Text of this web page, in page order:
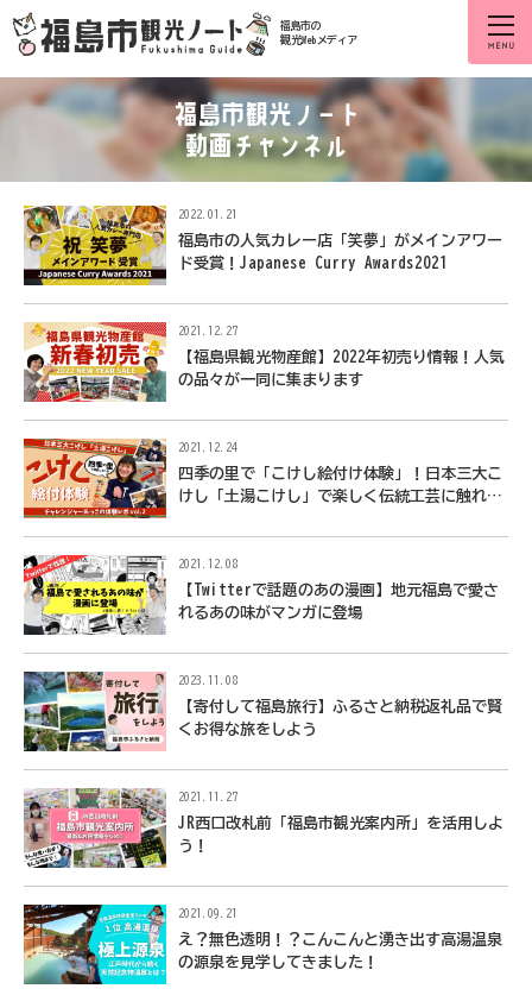
福島市の
観光Webメディア
2022.01.21
福島市の人気カレー店「笑夢」がメインアワー
ド受賞！Japanese Curry Awards2021
2021.12.27
【福島県観光物産館】2022年初売り情報！人気
の品々が一同に集まります
2021.12.24
四季の里で「こけし絵付け体験」！日本三大こ
けし「土湯こけし」で楽しく伝統工芸に触れよ
2021.12.08
【Twitterで話題のあの漫画】地元福島で愛さ
れるあの味がマンガに登場
2023.11.08
【寄付して福島旅行】ふるさと納税返礼品で賢
くお得な旅をしよう
2021.11.27
JR西口改札前「福島市観光案内所」を活用しよ
う！
2021.09.21
え？無色透明！？こんこんと湧き出す高湯温泉
の源泉を見学してきました！